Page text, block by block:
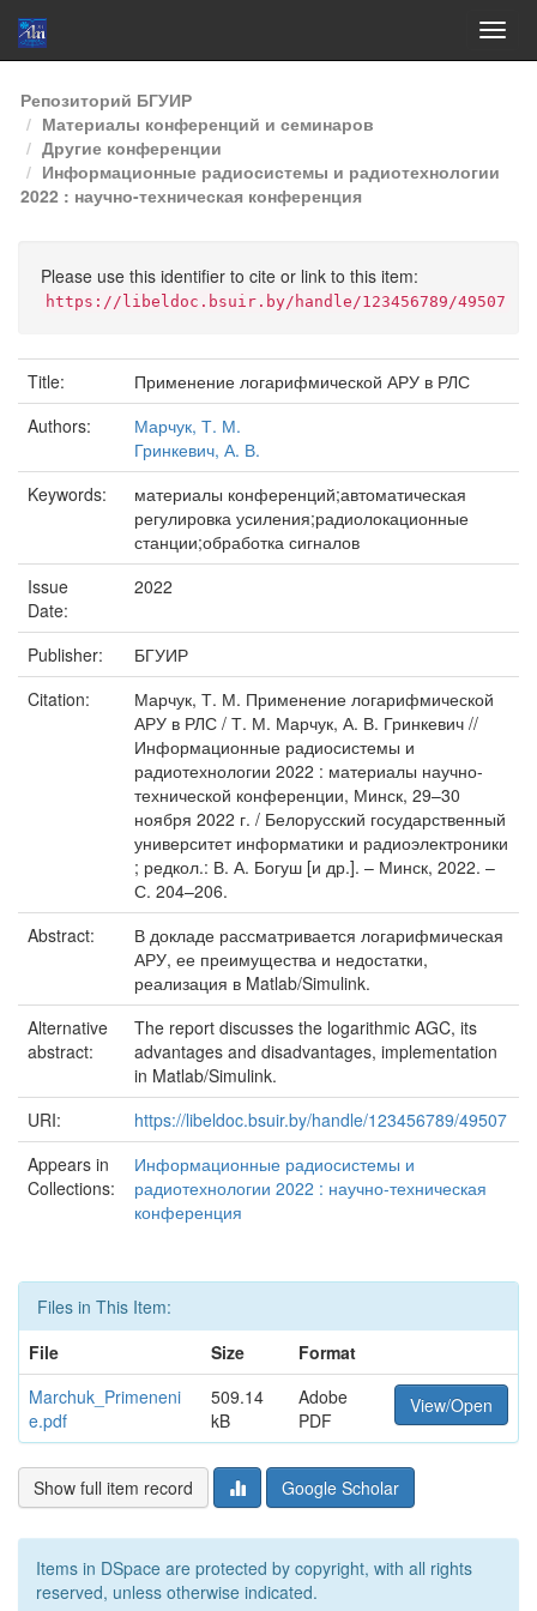
Skip
navigation
Репозиторий БГУИР
Материалы конференций и семинаров
Другие конференции
Информационные радиосистемы и радиотехнологии
2022 : научно-техническая конференция
Please use this identifier to cite or link to this item:
https://libeldoc.bsuir.by/handle/123456789/49507
Title:
Применение логарифмической АРУ в РЛС
Authors:
Марчук, Т. М.
Гринкевич, А. В.
Keywords:
материалы конференций;автоматическая
регулировка усиления;радиолокационные
станции;обработка сигналов
Issue
Date:
2022
Publisher:
БГУИР
Citation:
Марчук, Т. М. Применение логарифмической
АРУ в РЛС / Т. М. Марчук, А. В. Гринкевич //
Информационные радиосистемы и
радиотехнологии 2022 : материалы научно-
технической конференции, Минск, 29–30
ноября 2022 г. / Белорусский государственный
университет информатики и радиоэлектроники
; редкол.: В. А. Богуш [и др.]. – Минск, 2022. –
С. 204–206.
Abstract:
В докладе рассматривается логарифмическая
АРУ, ее преимущества и недостатки,
реализация в Matlab/Simulink.
Alternative
abstract:
The report discusses the logarithmic AGC, its
advantages and disadvantages, implementation
in Matlab/Simulink.
URI:
https://libeldoc.bsuir.by/handle/123456789/49507
Appears in
Collections:
Информационные радиосистемы и
радиотехнологии 2022 : научно-техническая
конференция
Files in This Item:
File
Size
Format
Marchuk_Primeneni
e.pdf
509.14
kB
Adobe
PDF
View/Open
Show full item record Google Scholar
Items in DSpace are protected by copyright, with all rights
reserved, unless otherwise indicated.